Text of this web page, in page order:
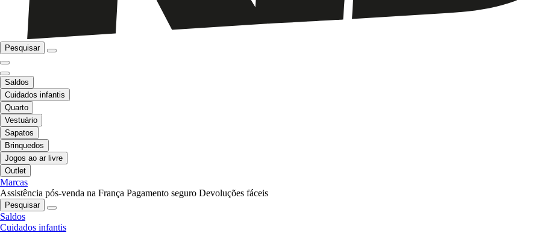
Pesquisar
Saldos
Cuidados infantis
Quarto
Vestuário
Sapatos
Brinquedos
Jogos ao ar livre
Outlet
Marcas
Assistência pós-venda na França Pagamento seguro Devoluções fáceis
Pesquisar
Saldos
Cuidados infantis